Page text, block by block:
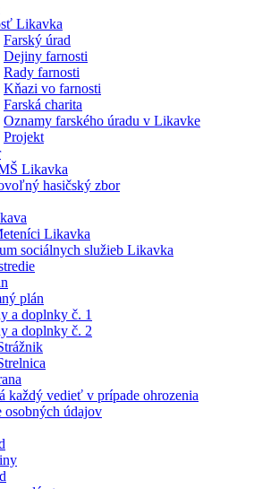
Likavka
Farský úrad
Dejiny farnosti
Rady farnosti
Kňazi vo farnosti
Farská charita
Oznamy farského úradu v Likavke
Projekt
Likavka
hasičský zbor
Likavka
sociálnych služieb Likavka
plán
a doplnky č. 1
a doplnky č. 2
každý vedieť v prípade ohrozenia
osobných údajov